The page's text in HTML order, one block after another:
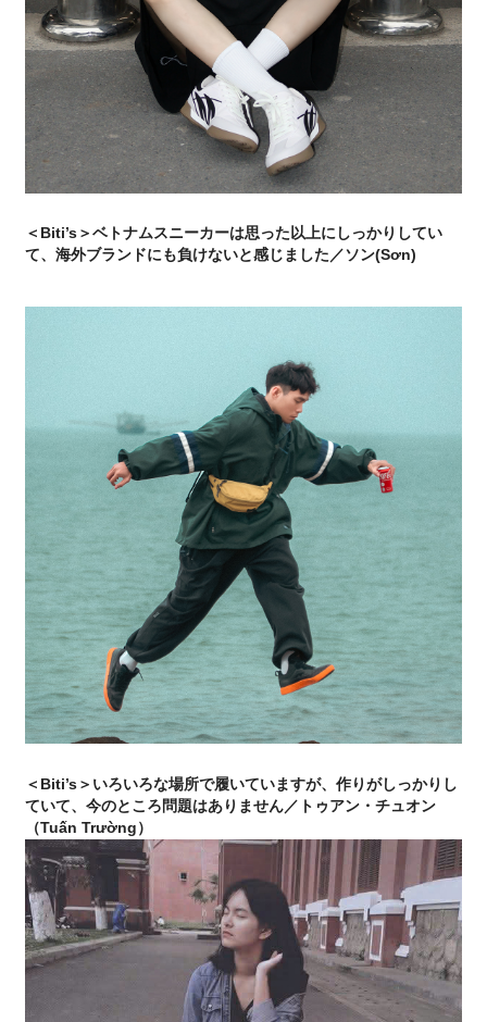
＜Biti’s＞ベトナムスニーカーは思った以上にしっかりしてい
て、海外ブランドにも負けないと感じました／ソン(Sơn)
＜Biti’s＞いろいろな場所で履いていますが、作りがしっかりし
ていて、今のところ問題はありません／トゥアン・チュオン
（Tuấn Trường）